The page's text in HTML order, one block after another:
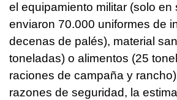
el equipamiento militar (solo en
enviaron 70.000 uniformes de
decenas de palés), material
toneladas) o alimentos (25
raciones de campaña y
razones de seguridad, la